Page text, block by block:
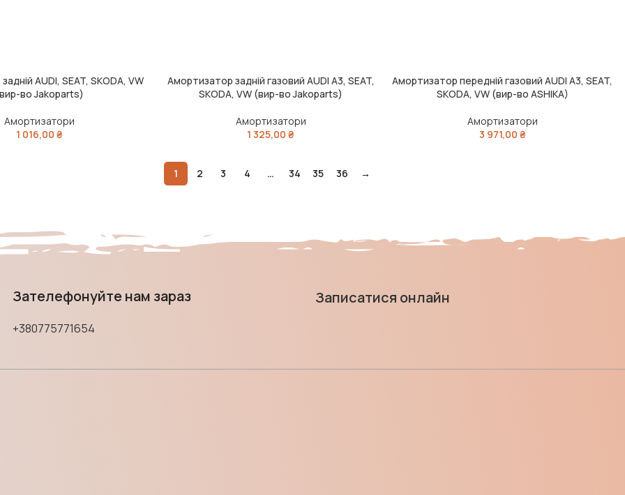
AUDI, SEAT, SKODA, VW
во Jakoparts)
Амортизатори
1 016,00 ₴
ДОДАТИ В КОШИК
Амортизатор задній газовий AUDI A3, SEAT,
SKODA, VW (вир-во Jakoparts)
Амортизатори
1 325,00₴
ЧИТАТИ ДАЛІ
Амортизатор передній газовий AUDI A3, SEAT,
SKODA, VW (вир-во ASHIKA)
Амортизатори
3 971,00 ₴
1 2 3 4 … 34 35 36 →
Зателефонуйте нам зараз
+380775771654
Записатися онлайн